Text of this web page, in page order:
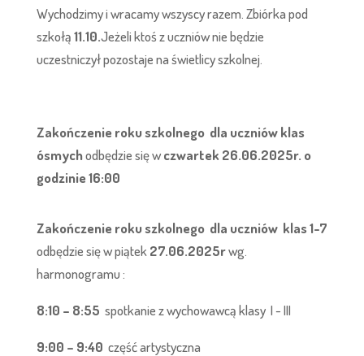
Wychodzimy i wracamy wszyscy razem. Zbiórka pod
szkołą11.10.Jeżeli ktoś z uczniów nie będzie
uczestniczył pozostaje na świetlicy szkolnej.
Zakończenie roku szkolnego dla uczniów klas
ósmychodbędzie się wczwartek 26.06.2025r. o
godzinie 16:00
Zakończenie roku szkolnego dla uczniów klas 1-7
odbędzie się w piątek 27.06.2025rwg.
harmonogramu :
8:10 – 8:55 spotkanie z wychowawcą klasy I - III
9:00 – 9:40 część artystyczna